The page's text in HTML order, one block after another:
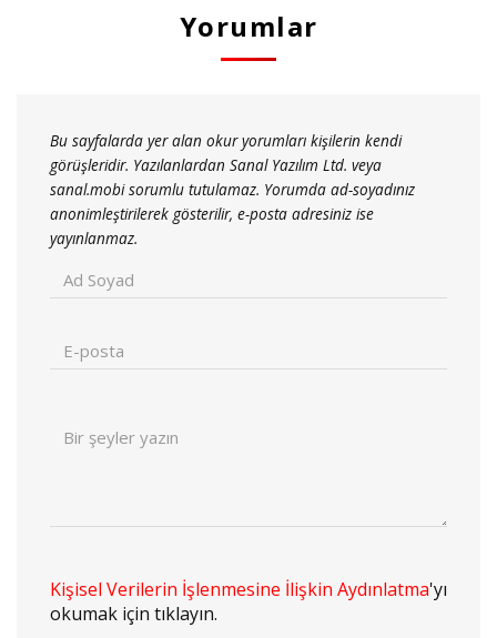
Yorumlar
Bu sayfalarda yer alan okur yorumları kişilerin kendi
görüşleridir. Yazılanlardan Sanal Yazılım Ltd. veya
sanal.mobi sorumlu tutulamaz. Yorumda ad-soyadınız
anonimleştirilerek gösterilir, e-posta adresiniz ise
yayınlanmaz.
Kişisel Verilerin İşlenmesine İlişkin Aydınlatma'yı
okumak için tıklayın.